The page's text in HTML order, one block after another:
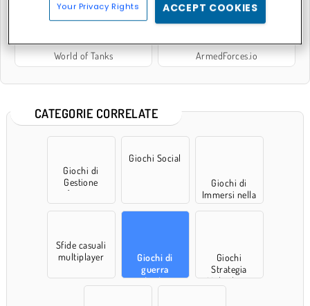
World of Tanks ArmedForces.io
CATEGORIE CORRELATE
Giochi di
Gestione
fattoria
Giochi Social
Giochi di
Immersi nella
natura
Sfide casuali
multiplayer
Giochi di
guerra
multiplayer
Giochi
Strategia
Multiplayer
Your Privacy Rights ACCEPT COOKIES